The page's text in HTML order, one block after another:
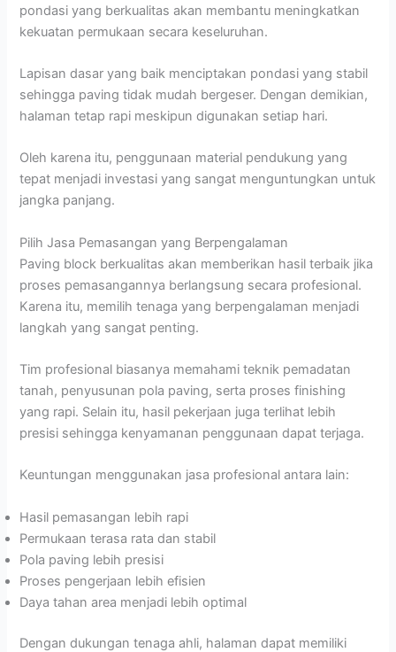
pondasi yang berkualitas akan membantu meningkatkan
kekuatan permukaan secara keseluruhan.
Lapisan dasar yang baik menciptakan pondasi yang stabil
sehingga paving tidak mudah bergeser. Dengan demikian,
halaman tetap rapi meskipun digunakan setiap hari.
Oleh karena itu, penggunaan material pendukung yang
tepat menjadi investasi yang sangat menguntungkan untuk
jangka panjang.
Pilih Jasa Pemasangan yang Berpengalaman
Paving block berkualitas akan memberikan hasil terbaik jika
proses pemasangannya berlangsung secara profesional.
Karena itu, memilih tenaga yang berpengalaman menjadi
langkah yang sangat penting.
Tim profesional biasanya memahami teknik pemadatan
tanah, penyusunan pola paving, serta proses finishing
yang rapi. Selain itu, hasil pekerjaan juga terlihat lebih
presisi sehingga kenyamanan penggunaan dapat terjaga.
Keuntungan menggunakan jasa profesional antara lain:
Hasil pemasangan lebih rapi
Permukaan terasa rata dan stabil
Pola paving lebih presisi
Proses pengerjaan lebih efisien
Daya tahan area menjadi lebih optimal
Dengan dukungan tenaga ahli, halaman dapat memiliki